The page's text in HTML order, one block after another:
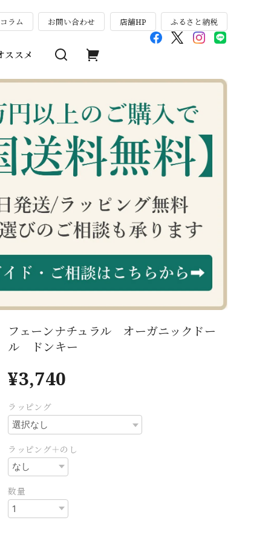
ラム お問い合わせ 店舗HP ふるさと納税
ススメ
フェーンナチュラル オーガニックドー
ル ドンキー
¥3,740
ラッピング
ラッピング＋のし
数量